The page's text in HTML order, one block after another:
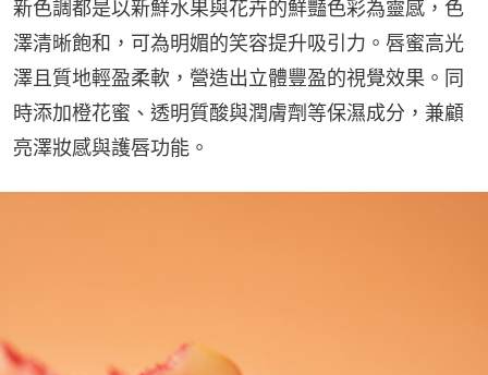
新色調都是以新鮮水果與花卉的鮮豔色彩為靈感，色
澤清晰飽和，可為明媚的笑容提升吸引力。唇蜜高光
澤且質地輕盈柔軟，營造出立體豐盈的視覺效果。同
時添加橙花蜜、透明質酸與潤膚劑等保濕成分，兼顧
亮澤妝感與護唇功能。